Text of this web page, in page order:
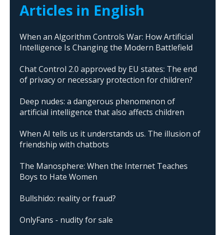
Articles in English
When an Algorithm Controls War: How Artificial
Intelligence Is Changing the Modern Battlefield
Chat Control 2.0 approved by EU states: The end
of privacy or necessary protection for children?
Deep nudes: a dangerous phenomenon of
artificial intelligence that also affects children
When AI tells us it understands us. The illusion of
friendship with chatbots
The Manosphere: When the Internet Teaches
Boys to Hate Women
Bullshido: reality or fraud?
OnlyFans - nudity for sale